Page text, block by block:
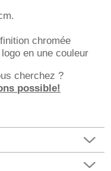
chromée
en une couleur
cherchez ?
possible!